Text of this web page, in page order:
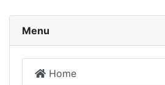
Menu
Home